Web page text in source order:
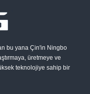
bu yana Çin'in Ningbo
üretmeye ve
teknolojiye sahip bir